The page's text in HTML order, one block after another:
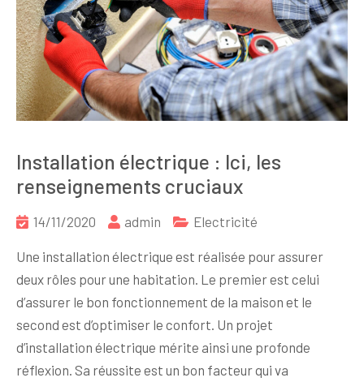
Installation électrique : Ici, les
renseignements cruciaux
14/11/2020 admin Electricité
Une installation électrique est réalisée pour assurer
deux rôles pour une habitation. Le premier est celui
d’assurer le bon fonctionnement de la maison et le
second est d’optimiser le confort. Un projet
d’installation électrique mérite ainsi une profonde
réflexion. Sa réussite est un bon facteur qui va